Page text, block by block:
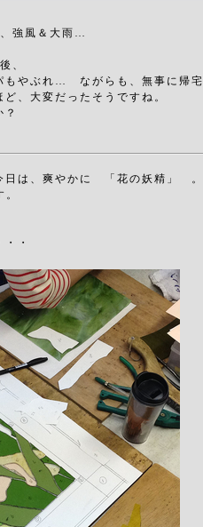
強風＆大雨…
、
もやぶれ… ながらも、無事に帰
、大変だったそうですね。
日は、爽やかに 「花の妖精」 。
・